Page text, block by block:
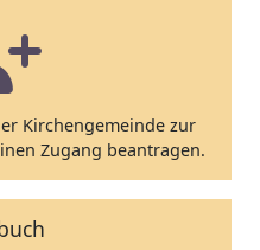
Kirchengemeinde zur
Zugang beantragen.